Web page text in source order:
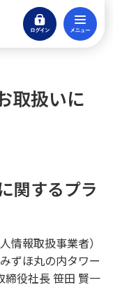
ログイン
閉じる
取扱いに
関するプラ
情報取扱事業者）
ずほ丸の内タワー
締役社長 笹田 賢一